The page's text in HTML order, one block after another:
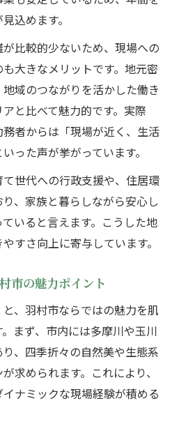
込めます。
比較的少ないため、現場への
大きなメリットです。地元密
域のつながりを活かした働き
と比べて魅力的です。実際
者からは「現場が近く、生活
った声が挙がっています。
世代への行政支援や、住居環
、家族と暮らしながら安心し
いると言えます。こうした地
すさ向上に寄与しています。
市の魅力ポイント
、羽村市ならではの魅力を肌
まず、市内には多摩川や玉川
、四季折々の自然美や生態系
求められます。これにより、
ナミックな現場経験が積める